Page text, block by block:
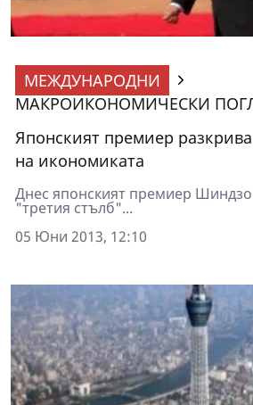
МЕЖДУНАРОДНИ
МАКРОИКОНОМИЧЕСКИ
Японският премиер
на икономиката
Днес японският премиер
"третия стълб"...
05 Юни 2013, 12:10